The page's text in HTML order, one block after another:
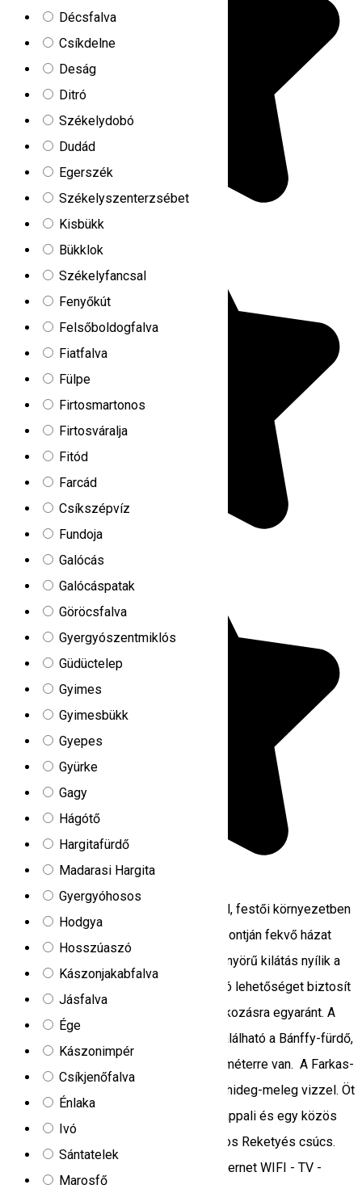
Décsfalva
Csíkdelne
Deság
Ditró
Székelydobó
Dudád
Egerszék
Székelyszenterzsébet
Kisbükk
Bükklok
Székelyfancsal
Fenyőkút
Felsőboldogfalva
Fiatfalva
Fülpe
Firtosmartonos
Firtosváralja
Fitód
Farcád
Csíkszépvíz
Fundoja
Galócás
Galócáspatak
Göröcsfalva
Gyergyószentmiklós
Güdüctelep
Gyimes
Gyimesbükk
Gyepes
Gyürke
Gagy
Hágótő
Hargitafürdő
Madarasi Hargita
Gyergyóhosos
Hodgya
Hosszúaszó
Kászonjakabfalva
Jásfalva
Ége
Kászonimpér
Csíkjenőfalva
Énlaka
Ivó
Sántatelek
Marosfő
Kulcsosház felszereltség Távol a zajtól, festői környezetben
található. A Maroshévíz legmagasabb pontján fekvő házat
fenyőfák veszik körül. Az erkélyről gyönyörű kilátás nyílik a
városra. A kényelmes kulcsosház kiváló lehetőséget biztosít
a pihenésre, kikapcsolódásra és szórakozásra egyaránt. A
szállástól nem messze, 500 méterre található a Bánffy-fürdő,
a város központja pedig mintegy 2 kilométerre van. A Farkas-
lak fel van szerelve központi fütéssel, hideg-meleg vizzel. Öt
hálószoba található, egy konyha, egy nappali és egy közös
fürdő. A teraszról elénktárúl a csodálatos Reketyés csúcs.
Fürdő (3 zuhanyzó, 3 WC) - Konyha - internet WIFI - TV -